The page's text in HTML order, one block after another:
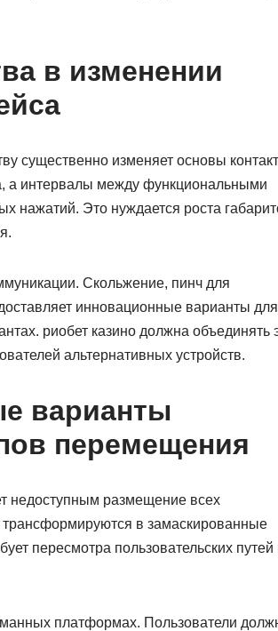
в изменении
существенно изменяет основы
а интервалы между функциональными
нажатий. Это нуждается роста
Скольжение, пинч для
инновационные варианты для
риобет казино должна объединять
альтернативных устройств.
варианты
перемещения
недоступным размещение всех
в замаскированные
пересмотра пользовательских путей
платформах. Пользователи